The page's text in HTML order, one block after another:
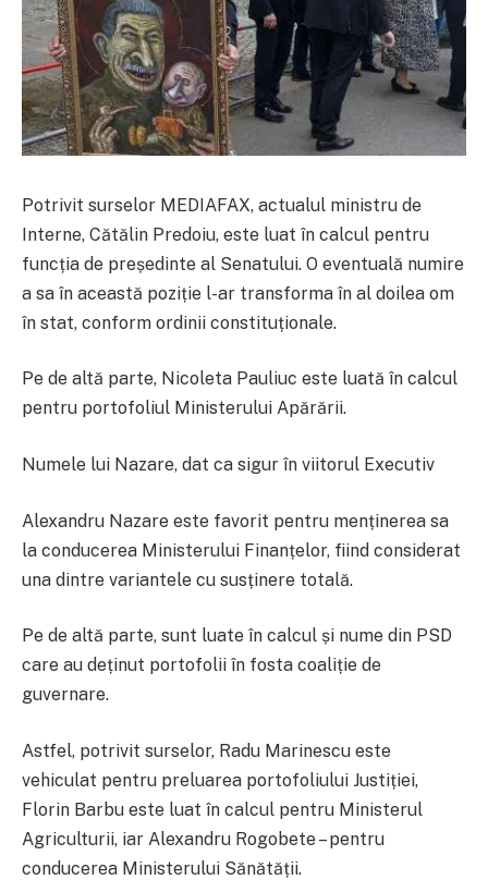
Potrivit surselor MEDIAFAX, actualul ministru de
Interne, Cătălin Predoiu, este luat în calcul pentru
funcția de președinte al Senatului. O eventuală numire
a sa în această poziție l-ar transforma în al doilea om
în stat, conform ordinii constituționale.
Pe de altă parte, Nicoleta Pauliuc este luată în calcul
pentru portofoliul Ministerului Apărării.
Numele lui Nazare, dat ca sigur în viitorul Executiv
Alexandru Nazare este favorit pentru menținerea sa
la conducerea Ministerului Finanțelor, fiind considerat
una dintre variantele cu susținere totală.
Pe de altă parte, sunt luate în calcul și nume din PSD
care au deținut portofolii în fosta coaliție de
guvernare.
Astfel, potrivit surselor, Radu Marinescu este
vehiculat pentru preluarea portofoliului Justiției,
Florin Barbu este luat în calcul pentru Ministerul
Agriculturii, iar Alexandru Rogobete – pentru
conducerea Ministerului Sănătății.